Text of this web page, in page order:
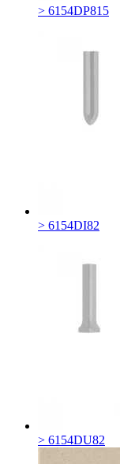
> 6154DP815
> 6154DI82
> 6154DU82